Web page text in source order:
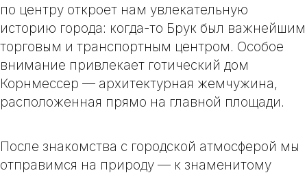
по центру откроет нам увлекательную
историю города: когда-то Брук был важнейшим
торговым и транспортным центром. Особое
внимание привлекает готический дом
Корнмессер — архитектурная жемчужина,
расположенная прямо на главной площади.
После знакомства с городской атмосферой мы
отправимся на природу — к знаменитому